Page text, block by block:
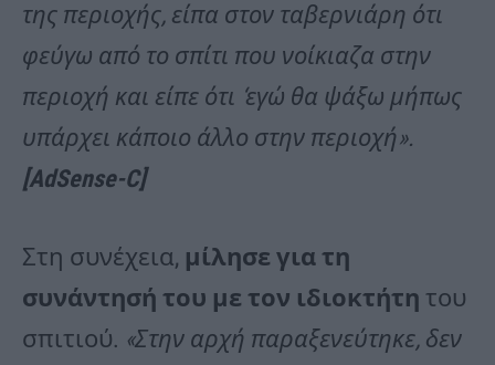
της περιοχής, είπα στον ταβερνιάρη ότι
φεύγω από το σπίτι που νοίκιαζα στην
περιοχή και είπε ότι ‘εγώ θα ψάξω μήπως
υπάρχει κάποιο άλλο στην περιοχή».
[AdSense-C]
Στη συνέχεια, μίλησε για τη
συνάντησή του με τον ιδιοκτήτη του
σπιτιού. «Στην αρχή παραξενεύτηκε, δεν